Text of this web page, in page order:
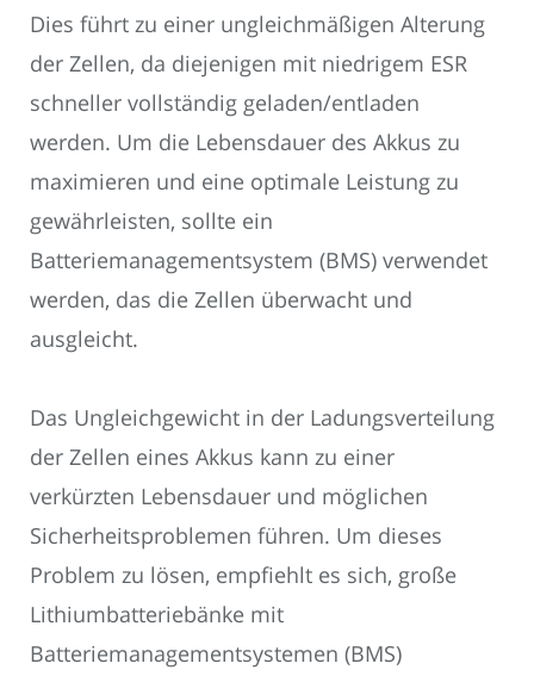
Dies führt zu einer ungleichmäßigen Alterung
der Zellen, da diejenigen mit niedrigem ESR
schneller vollständig geladen/entladen
werden. Um die Lebensdauer des Akkus zu
maximieren und eine optimale Leistung zu
gewährleisten, sollte ein
Batteriemanagementsystem (BMS) verwendet
werden, das die Zellen überwacht und
ausgleicht.
Das Ungleichgewicht in der Ladungsverteilung
der Zellen eines Akkus kann zu einer
verkürzten Lebensdauer und möglichen
Sicherheitsproblemen führen. Um dieses
Problem zu lösen, empfiehlt es sich, große
Lithiumbatteriebänke mit
Batteriemanagementsystemen (BMS)